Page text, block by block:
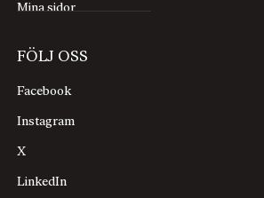
Mina sidor
FÖLJ OSS
Facebook
Instagram
X
LinkedIn